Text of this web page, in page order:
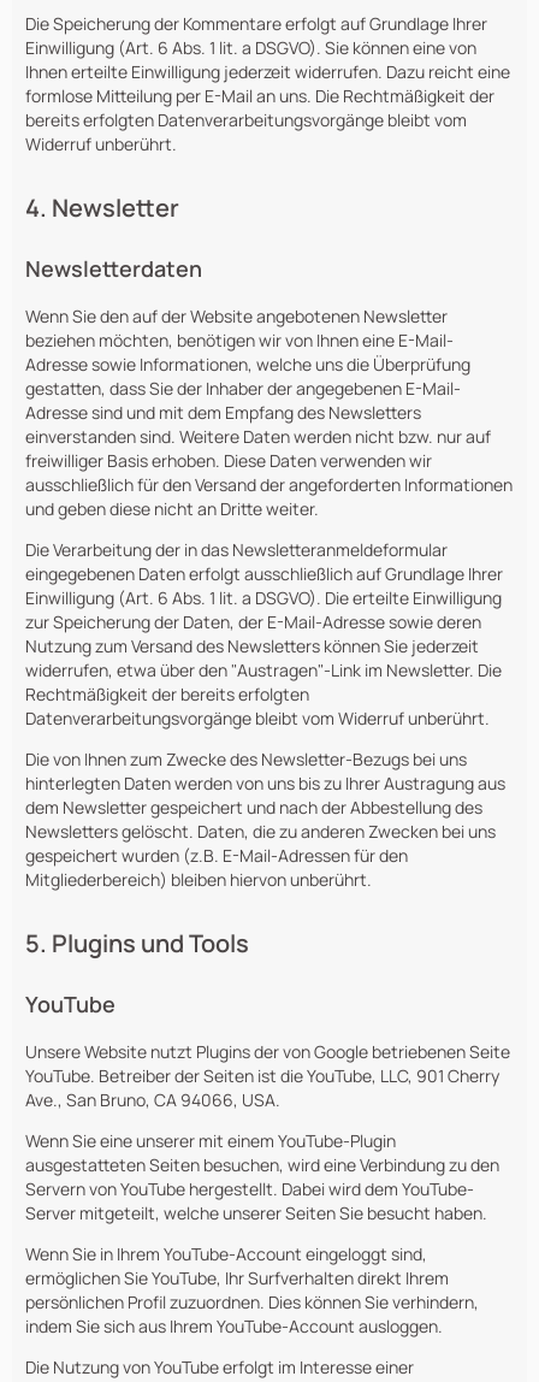
Die Speicherung der Kommentare erfolgt auf Grundlage Ihrer
Einwilligung (Art. 6 Abs. 1 lit. a DSGVO). Sie können eine von
Ihnen erteilte Einwilligung jederzeit widerrufen. Dazu reicht eine
formlose Mitteilung per E-Mail an uns. Die Rechtmäßigkeit der
bereits erfolgten Datenverarbeitungsvorgänge bleibt vom
Widerruf unberührt.
4. Newsletter
Newsletterdaten
Wenn Sie den auf der Website angebotenen Newsletter
beziehen möchten, benötigen wir von Ihnen eine E-Mail-
Adresse sowie Informationen, welche uns die Überprüfung
gestatten, dass Sie der Inhaber der angegebenen E-Mail-
Adresse sind und mit dem Empfang des Newsletters
einverstanden sind. Weitere Daten werden nicht bzw. nur auf
freiwilliger Basis erhoben. Diese Daten verwenden wir
ausschließlich für den Versand der angeforderten Informationen
und geben diese nicht an Dritte weiter.
Die Verarbeitung der in das Newsletteranmeldeformular
eingegebenen Daten erfolgt ausschließlich auf Grundlage Ihrer
Einwilligung (Art. 6 Abs. 1 lit. a DSGVO). Die erteilte Einwilligung
zur Speicherung der Daten, der E-Mail-Adresse sowie deren
Nutzung zum Versand des Newsletters können Sie jederzeit
widerrufen, etwa über den "Austragen"-Link im Newsletter. Die
Rechtmäßigkeit der bereits erfolgten
Datenverarbeitungsvorgänge bleibt vom Widerruf unberührt.
Die von Ihnen zum Zwecke des Newsletter-Bezugs bei uns
hinterlegten Daten werden von uns bis zu Ihrer Austragung aus
dem Newsletter gespeichert und nach der Abbestellung des
Newsletters gelöscht. Daten, die zu anderen Zwecken bei uns
gespeichert wurden (z.B. E-Mail-Adressen für den
Mitgliederbereich) bleiben hiervon unberührt.
5. Plugins und Tools
YouTube
Unsere Website nutzt Plugins der von Google betriebenen Seite
YouTube. Betreiber der Seiten ist die YouTube, LLC, 901 Cherry
Ave., San Bruno, CA 94066, USA.
Wenn Sie eine unserer mit einem YouTube-Plugin
ausgestatteten Seiten besuchen, wird eine Verbindung zu den
Servern von YouTube hergestellt. Dabei wird dem YouTube-
Server mitgeteilt, welche unserer Seiten Sie besucht haben.
Wenn Sie in Ihrem YouTube-Account eingeloggt sind,
ermöglichen Sie YouTube, Ihr Surfverhalten direkt Ihrem
persönlichen Profil zuzuordnen. Dies können Sie verhindern,
indem Sie sich aus Ihrem YouTube-Account ausloggen.
Die Nutzung von YouTube erfolgt im Interesse einer